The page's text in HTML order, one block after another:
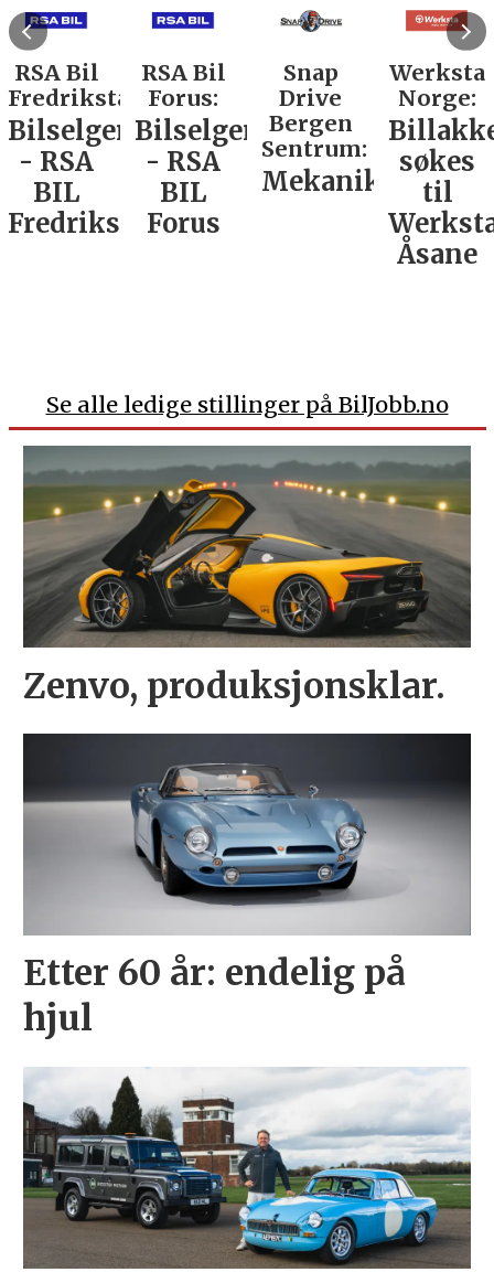
RSA Bil
Fredrikstad:
Bilselger
- RSA
BIL
Fredrikstad
RSA Bil
Forus:
Bilselger
- RSA
BIL
Forus
Snap
Drive
Bergen
Sentrum:
Mekaniker
Werksta
Norge:
søkes
til
Åsane
Se alle ledige stillinger på BilJobb.no
Zenvo, produksjonsklar.
Etter 60 år: endelig på
hjul